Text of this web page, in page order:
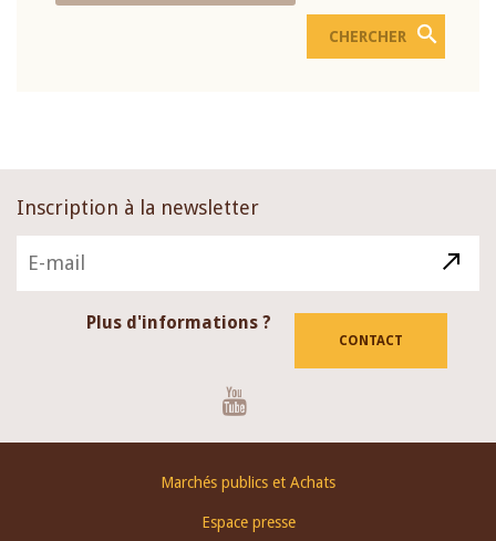
Inscription à la newsletter
Plus d'informations ?
CONTACT
Marchés publics et Achats
Espace presse